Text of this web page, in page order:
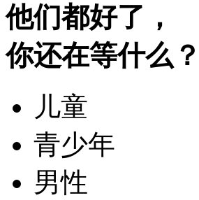
他们都好了，
你还在等什么？
儿童
青少年
男性